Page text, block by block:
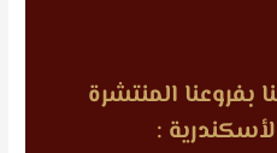
بفروعنا المنتشرة
: